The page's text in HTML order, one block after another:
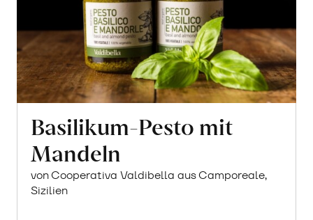
Basilikum-Pesto mit
Mandeln
von Cooperativa Valdibella aus Camporeale,
Sizilien